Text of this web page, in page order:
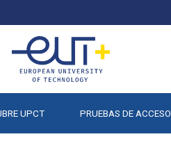
UPCT PRUEBAS DE ACCESO